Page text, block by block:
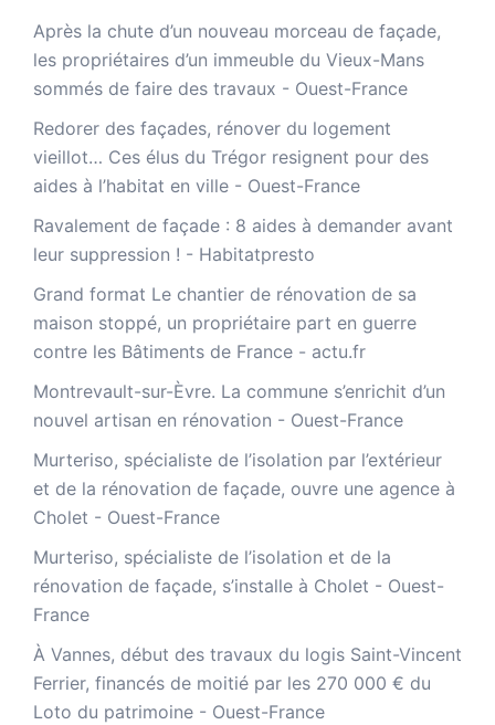
Après la chute d’un nouveau morceau de façade,
les propriétaires d’un immeuble du Vieux-Mans
sommés de faire des travaux - Ouest-France
Redorer des façades, rénover du logement
vieillot… Ces élus du Trégor resignent pour des
aides à l’habitat en ville - Ouest-France
Ravalement de façade : 8 aides à demander avant
leur suppression ! - Habitatpresto
Grand format Le chantier de rénovation de sa
maison stoppé, un propriétaire part en guerre
contre les Bâtiments de France - actu.fr
Montrevault-sur-Èvre. La commune s’enrichit d’un
nouvel artisan en rénovation - Ouest-France
Murteriso, spécialiste de l’isolation par l’extérieur
et de la rénovation de façade, ouvre une agence à
Cholet - Ouest-France
Murteriso, spécialiste de l’isolation et de la
rénovation de façade, s’installe à Cholet - Ouest-
France
À Vannes, début des travaux du logis Saint-Vincent
Ferrier, financés de moitié par les 270 000 € du
Loto du patrimoine - Ouest-France